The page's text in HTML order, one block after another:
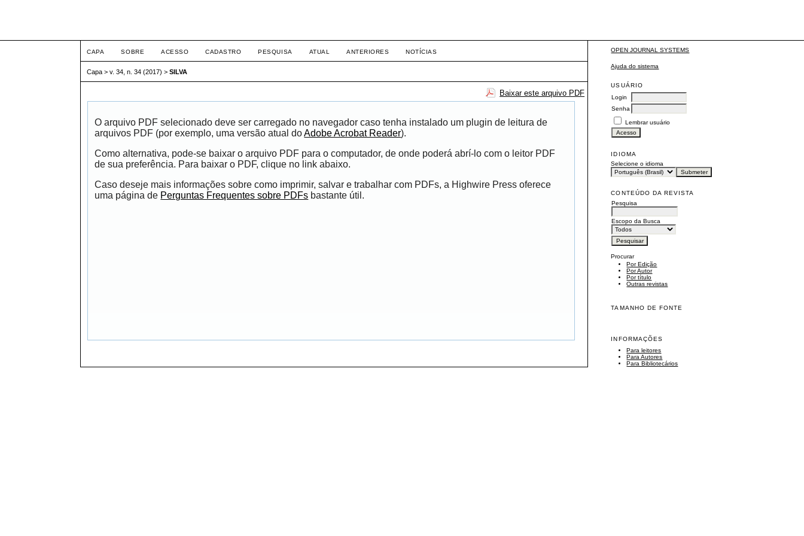
OPEN JOURNAL SYSTEMS
Ajuda do sistema
USUÁRIO
Login
Senha
Lembrar usuário
IDIOMA
Selecione o idioma
CONTEÚDO DA REVISTA
Pesquisa
Escopo da Busca
Procurar
Por Edição
Por Autor
Por título
Outras revistas
TAMANHO DE FONTE
INFORMAÇÕES
Para leitores
Para Autores
Para Bibliotecários
CAPA SOBRE ACESSO CADASTRO PESQUISA ATUAL ANTERIORES NOTÍCIAS
Capa >v. 34, n. 34 (2017) >SILVA
Baixar este arquivo PDF
O arquivo PDF selecionado deve ser carregado no navegador caso tenha instalado um plugin de leitura de
arquivos PDF (por exemplo, uma versão atual doAdobe Acrobat Reader).
Como alternativa, pode-se baixar o arquivo PDF para o computador, de onde poderá abrí-lo com o leitor PDF
de sua preferência. Para baixar o PDF, clique no link abaixo.
Caso deseje mais informações sobre como imprimir, salvar e trabalhar com PDFs, a Highwire Press oferece
uma página de Perguntas Frequentes sobre PDFs bastante útil.